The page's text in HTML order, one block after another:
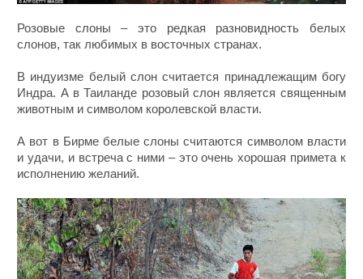
Розовые слоны – это редкая разновидность белых
слонов, так любимых в восточных странах.
В индуизме белый слон считается принадлежащим богу
Индра. А в Таиланде розовый слон является священным
животным и символом королевской власти.
А вот в Бирме белые слоны считаются символом власти
и удачи, и встреча с ними – это очень хорошая примета к
исполнению желаний.